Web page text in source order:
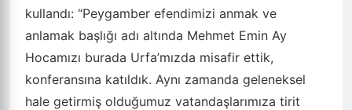
kullandı: “Peygamber efendimizi anmak ve
anlamak başlığı adı altında Mehmet Emin Ay
Hocamızı burada Urfa’mızda misafir ettik,
konferansına katıldık. Aynı zamanda geleneksel
hale getirmiş olduğumuz vatandaşlarımıza tirit